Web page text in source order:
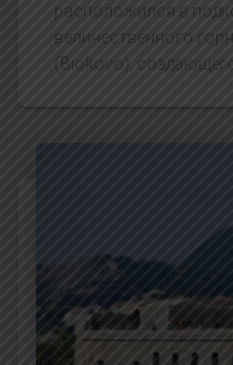
расположился в
величественного
(Biokovo),